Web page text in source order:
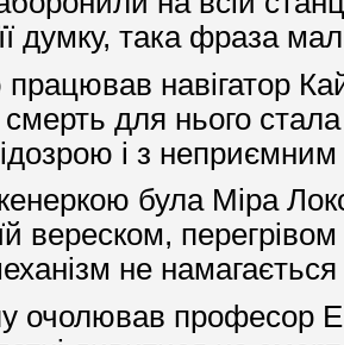
думку, така фраза
навігатор
для нього стала
і з
була Міра
вереском,
не
очолював професор